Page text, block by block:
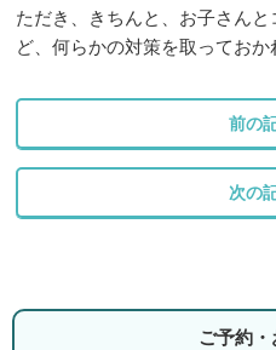
ただき、きちんと、お子さん
ど、何らかの対策を取っておか
前の
次の
ご予約